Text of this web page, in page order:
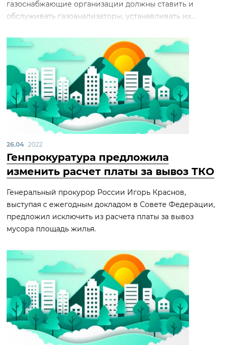
газоснабжающие организации должны ставить и
обслуживать газоанализаторы, устанавливать их...
26.04 2022
Генпрокуратура предложила
изменить расчет платы за вывоз ТКО
Генеральный прокурор России Игорь Краснов,
выступая с ежегодным докладом в Совете Федерации,
предложил исключить из расчета платы за вывоз
мусора площадь жилья.